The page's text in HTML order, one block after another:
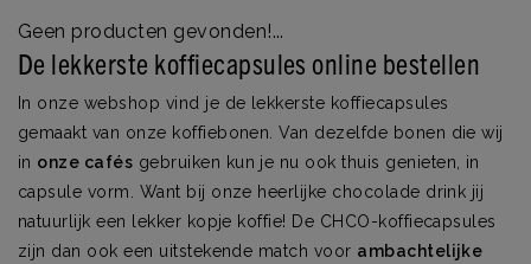
Geen producten gevonden!...
De lekkerste koffiecapsules online bestellen
In onze webshop vind je de lekkerste koffiecapsules
gemaakt van onze koffiebonen. Van dezelfde bonen die wij
in onze cafés gebruiken kun je nu ook thuis genieten, in
capsule vorm. Want bij onze heerlijke chocolade drink jij
natuurlijk een lekker kopje koffie! De CHCO-koffiecapsules
zijn dan ook een uitstekende match voor ambachtelijke